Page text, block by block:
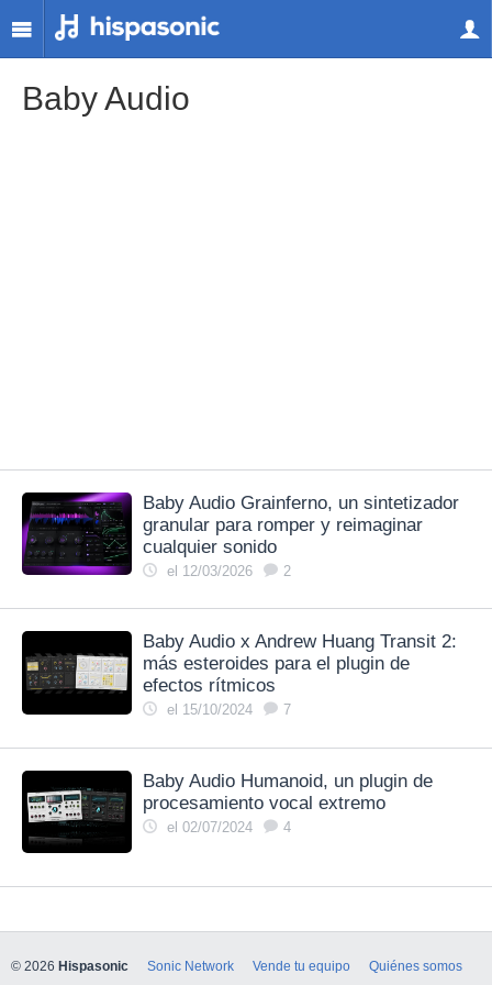
Baby Audio
Baby Audio Grainferno, un sintetizador
granular para romper y reimaginar
cualquier sonido
el 12/03/2026 2
Baby Audio x Andrew Huang Transit 2:
más esteroides para el plugin de
efectos rítmicos
el 15/10/2024 7
Baby Audio Humanoid, un plugin de
procesamiento vocal extremo
el 02/07/2024 4
© 2026 Hispasonic Sonic Network Vende tu equipo
Quiénes somos